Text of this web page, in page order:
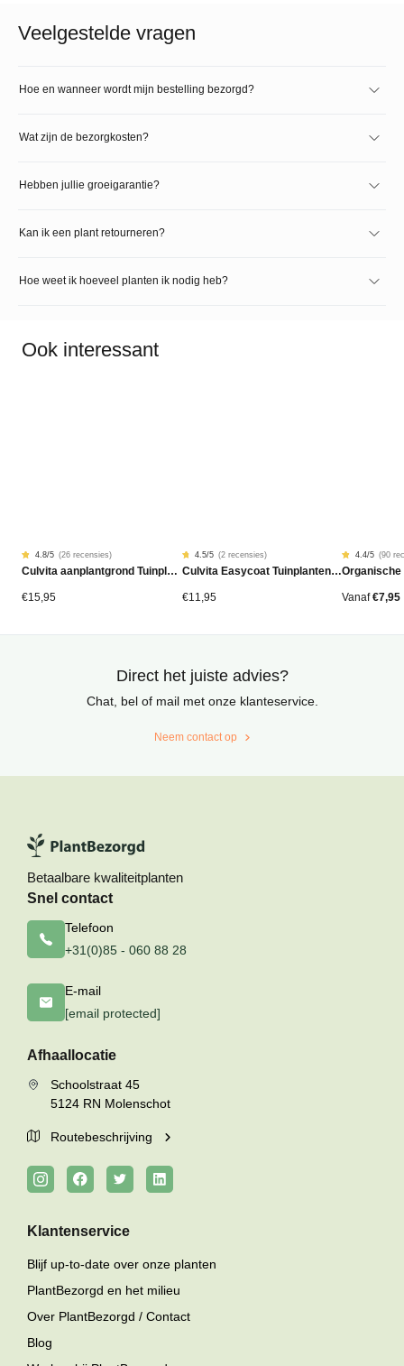
Veelgestelde vragen
Hoe en wanneer wordt mijn bestelling bezorgd?
Wat zijn de bezorgkosten?
Hebben jullie groeigarantie?
Kan ik een plant retourneren?
Hoe weet ik hoeveel planten ik nodig heb?
Ook interessant
Gewaardeerd
4.77
gebaseerd
op
26
4.8/5 (26 recensies)
Culvita aanplantgrond Tuinplanten, Bomen & Hagen BIO 40L
€15,95
Gewaardeerd
4.50
gebaseerd
op
2
4.5/5 (2 recensies)
Culvita Easycoat Tuinplantenmest (langdurige werking)
€11,95
Gewaardeerd
4.42
gebaseerd
op
90
4.4/5 (90
Vanaf €7,95
Direct het juiste advies?
Chat, bel of mail met onze klanteservice.
Neem contact op
Betaalbare kwaliteitplanten
Snel contact
Telefoon
+31(0)85 - 060 88 28
E-mail
[email protected]
Afhaallocatie
Schoolstraat 45
5124 RN Molenschot
Routebeschrijving
Klantenservice
Blijf up-to-date over onze planten
PlantBezorgd en het milieu
Over PlantBezorgd / Contact
Blog